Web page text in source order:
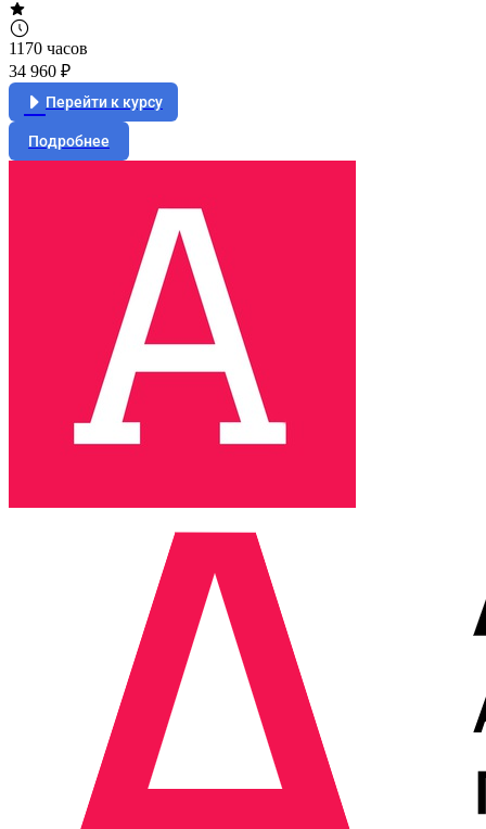
1170 часов
34 960 ₽
Перейти к курсу
Подробнее